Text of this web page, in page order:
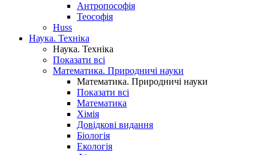
Антропософія
Теософія
Huss
Наука. Техніка
Наука. Техніка
Показати всі
Математика. Природничі науки
Математика. Природничі науки
Показати всі
Математика
Хімія
Довідкові видання
Біологія
Екологія